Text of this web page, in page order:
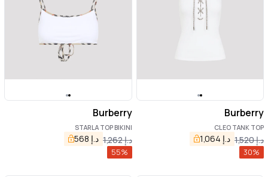
Burberry
CLEO TANK TOP
د.إ1,520 د.إ 1,064
30%
Burberry
STARLA TOP BIKINI
د.إ1,262 د.إ 568
55%